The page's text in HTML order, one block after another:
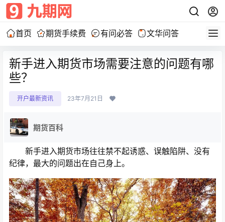
首页 期货手续费 有问必答 文华问答
新手进入期货市场需要注意的问题有哪
些？
开户最新资讯 23年7月21日
期货百科
新手进入期货市场往往禁不起诱惑、误触陷阱、没有
纪律，最大的问题出在自己身上。